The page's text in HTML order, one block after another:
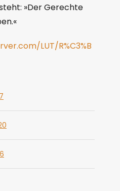
»Der Gerechte
LUT/R%C3%B